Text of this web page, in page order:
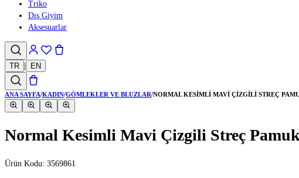
Triko
Dış Giyim
Aksesuarlar
TR EN
ANA SAYFA/KADIN/GÖMLEKLER VE BLUZLAR/NORMAL KESIMLI MAVI ÇIZGILI STREÇ
Normal Kesimli Mavi Çizgili Streç
Ürün Kodu: 3569861